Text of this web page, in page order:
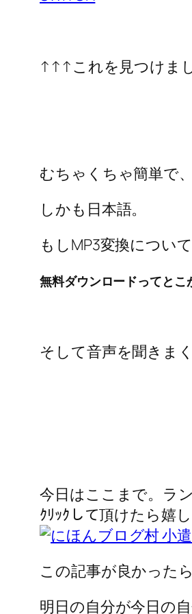
↑↑↑これを見つけま
むちゃくちゃ簡単で
しかも日本語。
もしMP3変換につい
無料ダウンロードってとこ
そして音声を聞きま
今日はここまで。ラ
ｸﾘｯｸして頂けたら嬉
この記事が良かった
明日の自分が今日の